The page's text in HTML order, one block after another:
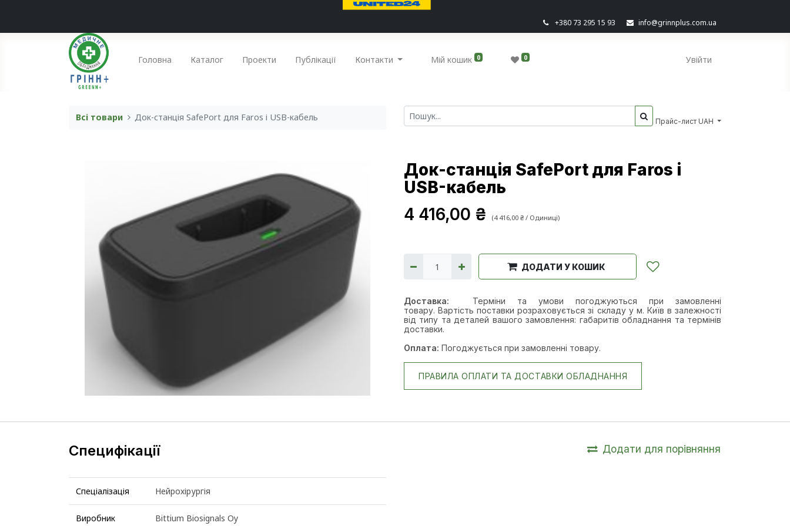
+380 73 295 15 93 info@grinnplus.com.ua
Головна Каталог Проекти Публікації Контакти Мій кошик 0 0 Увійти
Всі товари Док-станція SafePort для Faros і USB-кабель Прайс-лист UAH
Док-станція SafePort для Faros і
USB-кабель
4 416,00 ₴ (4 416,00 ₴ / Одиниці)
ДОДАТИ У КОШИК
Доставка: Терміни та умови погоджуються при замовленні
товару. Вартість поставки розраховується зі складу у м. Київ в залежності
від типу та деталей вашого замовлення: габаритів обладнання та термінів
доставки.
Оплата: Погоджується при замовленні товару.
ПРАВИЛА ОПЛАТИ ТА ДОСТАВКИ ОБЛАДНАННЯ
Специфікації Додати для порівняння
Спеціалізація Нейрохірургія
Виробник Bittium Biosignals Oy